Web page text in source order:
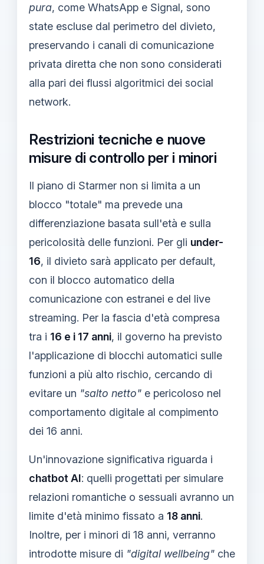
pura, come WhatsApp e Signal, sono
state escluse dal perimetro del divieto,
preservando i canali di comunicazione
privata diretta che non sono considerati
alla pari dei flussi algoritmici dei social
network.
Restrizioni tecniche e nuove
misure di controllo per i minori
Il piano di Starmer non si limita a un
blocco "totale" ma prevede una
differenziazione basata sull'età e sulla
pericolosità delle funzioni. Per gli under-
16, il divieto sarà applicato per default,
con il blocco automatico della
comunicazione con estranei e del live
streaming. Per la fascia d'età compresa
tra i 16 e i 17 anni, il governo ha previsto
l'applicazione di blocchi automatici sulle
funzioni a più alto rischio, cercando di
evitare un "salto netto" e pericoloso nel
comportamento digitale al compimento
dei 16 anni.
Un'innovazione significativa riguarda i
chatbot AI: quelli progettati per simulare
relazioni romantiche o sessuali avranno un
limite d'età minimo fissato a 18 anni.
Inoltre, per i minori di 18 anni, verranno
introdotte misure di "digital wellbeing" che